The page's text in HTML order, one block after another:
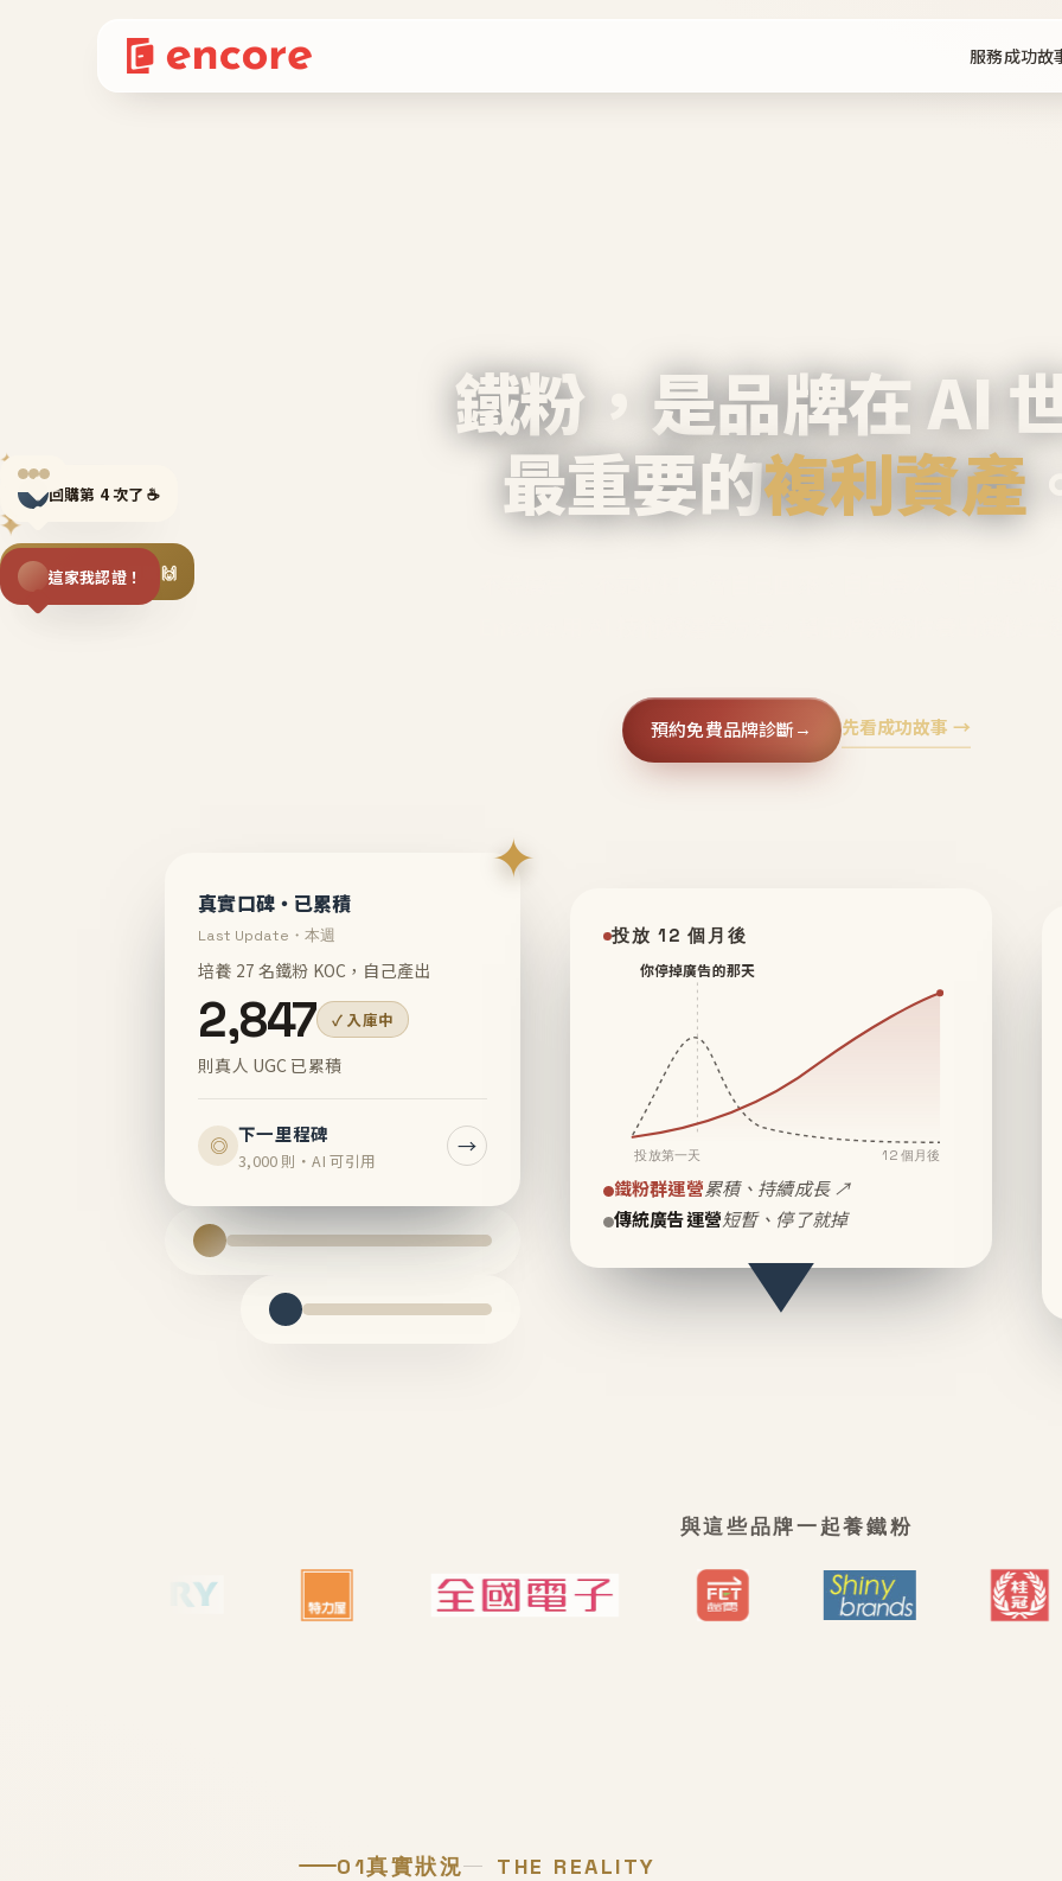
服務成功故
✦
✦
✦
回購第 4 次了 ☕
揪同事一起團購 🙌
這家我認證！
鐵粉，是品牌在 AI
最重要的複利資產
預約免費品牌診斷→ 先看成功故事 →
✦
真實口碑・已累積
Last Update・本週
培養 27 名鐵粉 KOC，自己產出
2,847 ✓ 入庫中
則真人 UGC 已累積
◎ 下一里程碑
3,000 則・AI 可引用
→
投放 12 個月後
你停掉廣告的那天
投放第一天 12 個月後
鐵粉群運營累積、持續成長 ↗
傳統廣告運營短暫、停了就掉
與這些品牌一起養鐵粉
01真實狀況 THE REALITY